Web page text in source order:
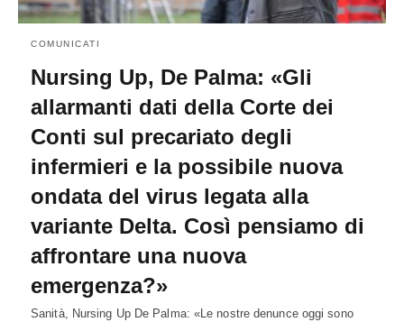
COMUNICATI
Nursing Up, De Palma: «Gli
allarmanti dati della Corte dei
Conti sul precariato degli
infermieri e la possibile nuova
ondata del virus legata alla
variante Delta. Così pensiamo di
affrontare una nuova
emergenza?»
Sanità, Nursing Up De Palma: «Le nostre denunce oggi sono